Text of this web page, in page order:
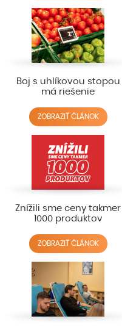
Boj s uhlíkovou stopou
má riešenie
ZOBRAZIŤ ČLÁNOK
Znížili sme ceny takmer
1000 produktov
ZOBRAZIŤ ČLÁNOK